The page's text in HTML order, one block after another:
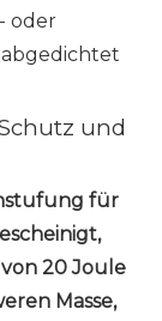
oder
und
für
20 Joule
Masse,